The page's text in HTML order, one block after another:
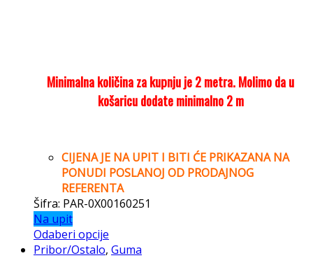
Minimalna količina za kupnju je 2 metra. Molimo da u
košaricu dodate minimalno 2 m
CIJENA JE NA UPIT I BITI ĆE PRIKAZANA NA
PONUDI POSLANOJ OD PRODAJNOG
REFERENTA
Šifra: PAR-0X00160251
Na upit
Odaberi opcije
Pribor/Ostalo, Guma